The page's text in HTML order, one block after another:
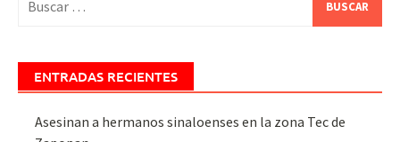
ENTRADAS RECIENTES
Asesinan a hermanos sinaloenses en la zona Tec de